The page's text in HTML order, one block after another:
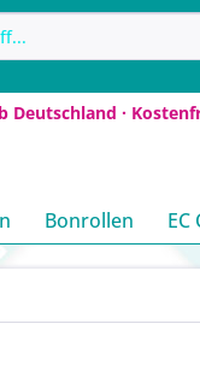
·
Bonrollen EC